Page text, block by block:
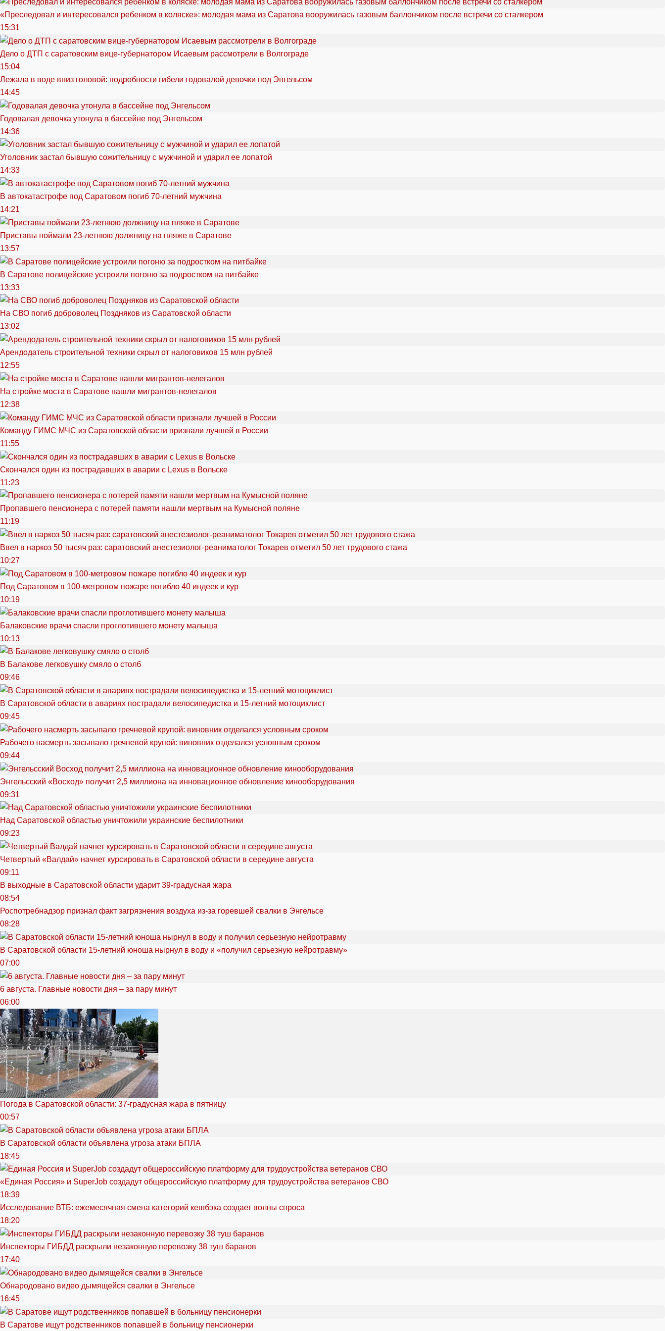
«Преследовал и интересовался ребенком в коляске»: молодая мама из Саратова вооружилась газовым баллончиком после встречи со сталкером
15:31
Дело о ДТП с саратовским вице-губернатором Исаевым рассмотрели в Волгограде
15:04
Лежала в воде вниз головой: подробности гибели годовалой девочки под Энгельсом
14:45
Годовалая девочка утонула в бассейне под Энгельсом
14:36
Уголовник застал бывшую сожительницу с мужчиной и ударил ее лопатой
14:33
В автокатастрофе под Саратовом погиб 70-летний мужчина
14:21
Приставы поймали 23-летнюю должницу на пляже в Саратове
13:57
В Саратове полицейские устроили погоню за подростком на питбайке
13:33
На СВО погиб доброволец Поздняков из Саратовской области
13:02
Арендодатель строительной техники скрыл от налоговиков 15 млн рублей
12:55
На стройке моста в Саратове нашли мигрантов-нелегалов
12:38
Команду ГИМС МЧС из Саратовской области признали лучшей в России
11:55
Скончался один из пострадавших в аварии c Lexus в Вольске
11:23
Пропавшего пенсионера с потерей памяти нашли мертвым на Кумысной поляне
11:19
Ввел в наркоз 50 тысяч раз: саратовский анестезиолог-реаниматолог Токарев отметил 50 лет трудового стажа
10:27
Под Саратовом в 100-метровом пожаре погибло 40 индеек и кур
10:19
Балаковские врачи спасли проглотившего монету малыша
10:13
В Балакове легковушку смяло о столб
09:46
В Саратовской области в авариях пострадали велосипедистка и 15-летний мотоциклист
09:45
Рабочего насмерть засыпало гречневой крупой: виновник отделался условным сроком
09:44
Энгельсский «Восход» получит 2,5 миллиона на инновационное обновление кинооборудования
09:31
Над Саратовской областью уничтожили украинские беспилотники
09:23
Четвертый «Валдай» начнет курсировать в Саратовской области в середине августа
09:11
В выходные в Саратовской области ударит 39-градусная жара
08:54
Роспотребнадзор признал факт загрязнения воздуха из-за горевшей свалки в Энгельсе
08:28
В Саратовской области 15-летний юноша нырнул в воду и «получил серьезную нейротравму»
07:00
6 августа. Главные новости дня – за пару минут
06:00
Погода в Саратовской области: 37-градусная жара в пятницу
00:57
В Саратовской области объявлена угроза атаки БПЛА
18:45
«Единая Россия» и SuperJob создадут общероссийскую платформу для трудоустройства ветеранов СВО
18:39
Исследование ВТБ: ежемесячная смена категорий кешбэка создает волны спроса
18:20
Инспекторы ГИБДД раскрыли незаконную перевозку 38 туш баранов
17:40
Обнародовано видео дымящейся свалки в Энгельсе
16:45
В Саратове ищут родственников попавшей в больницу пенсионерки